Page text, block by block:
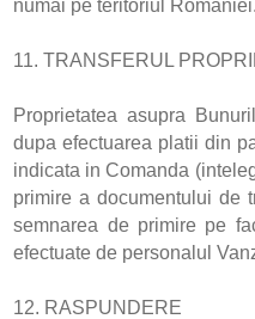
numai pe teritoriul Romaniei.
11. TRANSFERUL
Proprietatea asupra
dupa efectuarea platii din
indicata in Comanda
primire a documentului de
semnarea de primire pe
efectuate de personalul
12. RASPUNDERE